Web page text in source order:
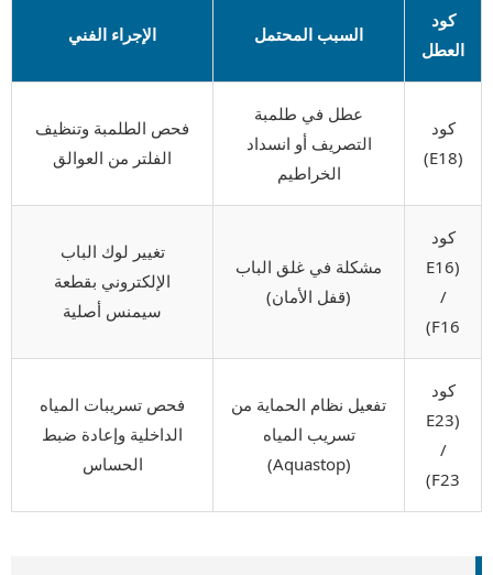
كود
العطل
السبب المحتمل الإجراء الفني
كود
(E18)
عطل في طلمبة
التصريف أو انسداد
الخراطيم
فحص الطلمبة وتنظيف
الفلتر من العوالق
كود
(E16
/
F16)
مشكلة في غلق الباب
(قفل الأمان)
تغيير لوك الباب
الإلكتروني بقطعة
سيمنس أصلية
كود
(E23
/
F23)
تفعيل نظام الحماية من
تسريب المياه
(Aquastop)
فحص تسريبات المياه
الداخلية وإعادة ضبط
الحساس